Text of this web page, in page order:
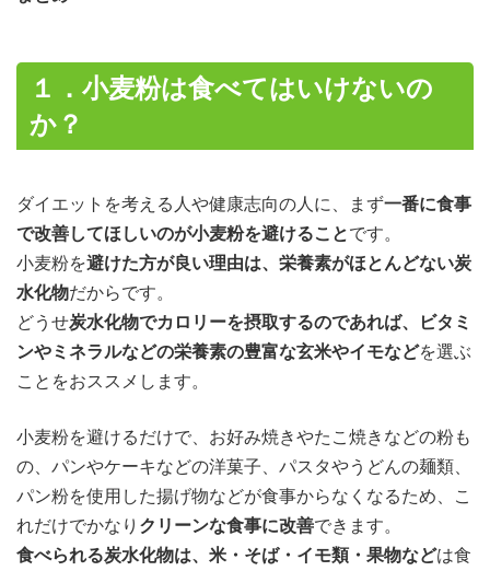
１．小麦粉は食べてはいけないの
か？
ダイエットを考える人や健康志向の人に、まず一番に食事
で改善してほしいのが小麦粉を避けることです。
小麦粉を避けた方が良い理由は、栄養素がほとんどない炭
水化物だからです。
どうせ炭水化物でカロリーを摂取するのであれば、ビタミ
ンやミネラルなどの栄養素の豊富な玄米やイモなどを選ぶ
ことをおススメします。
小麦粉を避けるだけで、お好み焼きやたこ焼きなどの粉も
の、パンやケーキなどの洋菓子、パスタやうどんの麺類、
パン粉を使用した揚げ物などが食事からなくなるため、こ
れだけでかなり クリーンな食事に改善できます。
食べられる炭水化物は、米・そば・イモ類・果物などは食